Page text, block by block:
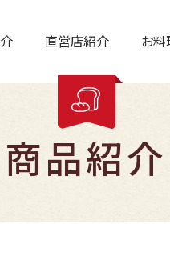
直営店紹介 お料
商品紹介